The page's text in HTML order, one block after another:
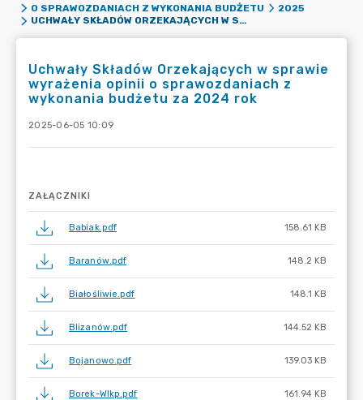
O SPRAWOZDANIACH Z WYKONANIA BUDŻETU
2025
UCHWAŁY SKŁADÓW ORZEKAJĄCYCH W SPRAWIE WYRAŻENIA OPINII O SPRAWOZDANIACH Z WYKONANIA BUDŻETU ZA 2024 ROK
Uchwały Składów Orzekających w sprawie
wyrażenia opinii o sprawozdaniach z
wykonania budżetu za 2024 rok
2025-06-05 10:09
ZAŁĄCZNIKI
Babiak.pdf 158.61 KB
Baranów.pdf 148.2 KB
Białośliwie.pdf 148.1 KB
Blizanów.pdf 144.52 KB
Bojanowo.pdf 139.03 KB
Borek-Wlkp.pdf 161.94 KB